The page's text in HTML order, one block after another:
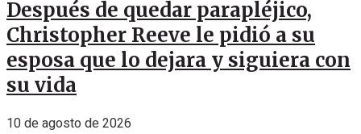
Después de quedar parapléjico,
Christopher Reeve le pidió a su
esposa que lo dejara y siguiera con
su vida
10 de agosto de 2026